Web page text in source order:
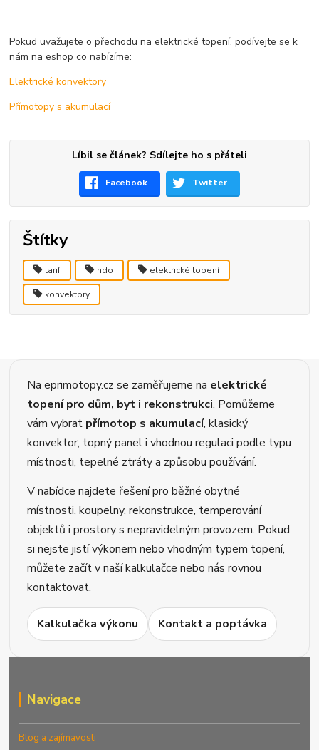
Pokud uvažujete o přechodu na elektrické topení, podívejte se k
nám na eshop co nabízíme:
Elektrické konvektory
Přímotopy s akumulací
Líbil se článek? Sdílejte ho s přáteli
Facebook Twitter
Štítky
tarif hdo elektrické topení
konvektory
Na eprimotopy.cz se zaměřujeme na elektrické
topení pro dům, byt i rekonstrukci. Pomůžeme
vám vybrat přímotop s akumulací, klasický
konvektor, topný panel i vhodnou regulaci podle typu
místnosti, tepelné ztráty a způsobu používání.
V nabídce najdete řešení pro běžné obytné
místnosti, koupelny, rekonstrukce, temperování
objektů i prostory s nepravidelným provozem. Pokud
si nejste jistí výkonem nebo vhodným typem topení,
můžete začít v naší kalkulačce nebo nás rovnou
kontaktovat.
Kalkulačka výkonu Kontakt a poptávka
Navigace
Blog a zajímavosti